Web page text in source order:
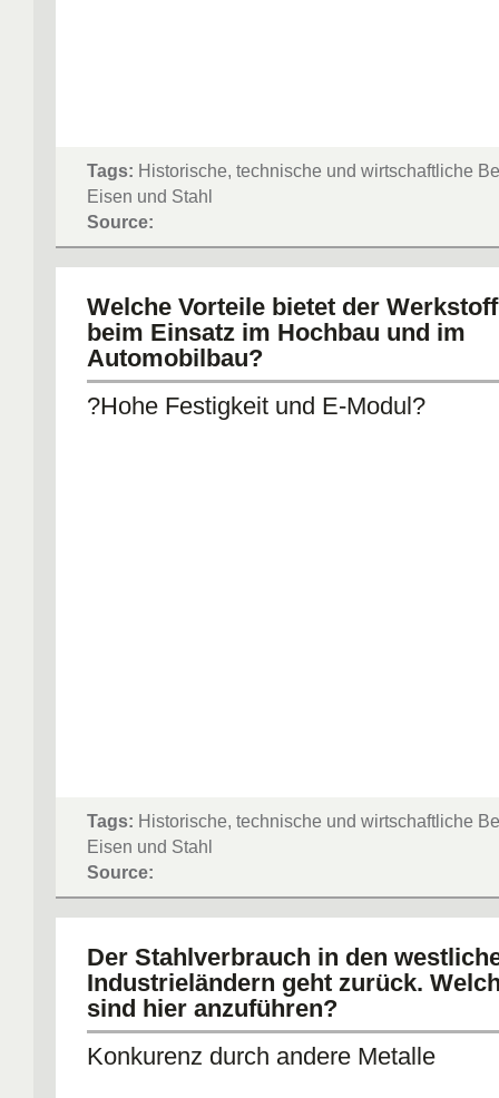
Tags: Historische, technische und wirtschaftliche
Eisen und Stahl
Source:
Welche Vorteile bietet der
beim Einsatz im Hochbau und im
Automobilbau?
?Hohe Festigkeit und E-Modul?
Tags: Historische, technische und wirtschaftliche
Eisen und Stahl
Source:
Der Stahlverbrauch in den
Industrieländern geht zurück.
sind hier anzuführen?
Konkurenz durch andere Metalle